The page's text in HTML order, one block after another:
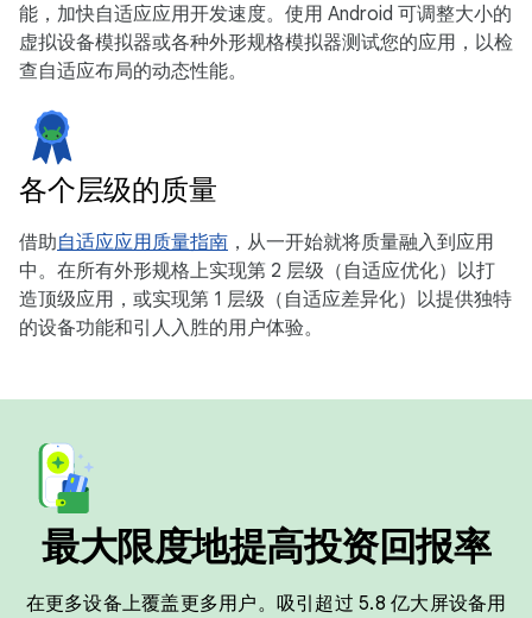
能，加快自适应应用开发速度。使用 Android 可调整大小的
虚拟设备模拟器或各种外形规格模拟器测试您的应用，以检
查自适应布局的动态性能。
各个层级的质量
借助自适应应用质量指南 ，从一开始就将质量融入到应用
中。在所有外形规格上实现第 2 层级（自适应优化）以打
造顶级应用，或实现第 1 层级（自适应差异化）以提供独特
的设备功能和引人入胜的用户体验。
最大限度地提高投资回报率
在更多设备上覆盖更多用户。吸引超过 5.8 亿大屏设备用